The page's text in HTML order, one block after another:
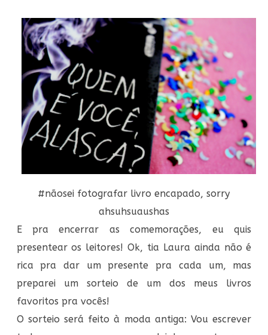
#nãosei fotografar livro encapado, sorry
ahsuhsuaushas
E pra encerrar as comemorações, eu quis
presentear os leitores! Ok, tia Laura ainda não é
rica pra dar um presente pra cada um, mas
preparei um sorteio de um dos meus livros
favoritos pra vocês!
O sorteio será feito à moda antiga: Vou escrever